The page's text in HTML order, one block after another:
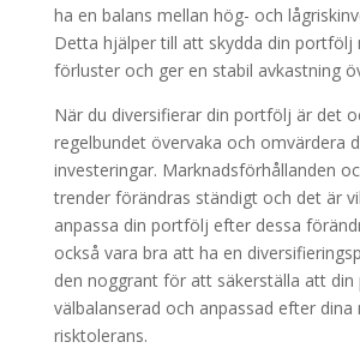
ha en balans mellan hög- och
Detta hjälper till att skydda din portfölj
förluster och ger en stabil avkastning
När du diversifierar din portfölj är det
regelbundet övervaka och omvärdera
investeringar. Marknadsförhållanden
trender förändras ständigt och det är
anpassa din portfölj efter dessa
också vara bra att ha en
den noggrant för att säkerställa att
välbalanserad och anpassad efter dina
risktolerans.